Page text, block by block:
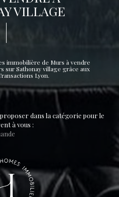
VILLAGE
immobilière de Murs à vendre
sur Sathonay village grâce aux
Lyon.
dans la catégorie pour le
à vous :